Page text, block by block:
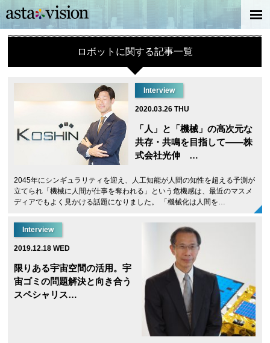
ロボットに関する記事一覧
Interview
2020.03.26 THU
「人」と「機械」の高次元な
共存・共鳴を目指して——株
式会社光伸 …
2045年にシンギュラリティを迎え、人工知能が人間の知性を超える予測が
立てられ「機械に人間が仕事を奪われる」という危機感は、最近のマスメ
ディアでもよく見かける話題になりました。 「機械化は人間を…
Interview
2019.12.18 WED
限りある宇宙空間の活用。宇
宙ゴミの問題解決と向き合う
スペシャリス…